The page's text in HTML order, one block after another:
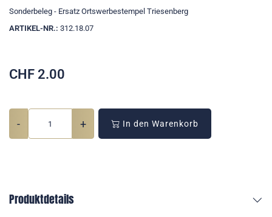
Sonderbeleg - Ersatz Ortswerbestempel Triesenberg
ARTIKEL-NR.: 312.18.07
CHF 2.00
- + In den Warenkorb
Produktdetails